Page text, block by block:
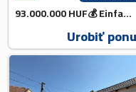
93.000.000 HUF💰 Einfamilienha...
Urobiť